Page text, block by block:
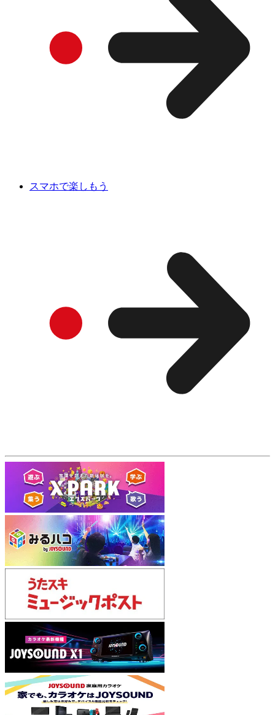
スマホで楽しもう